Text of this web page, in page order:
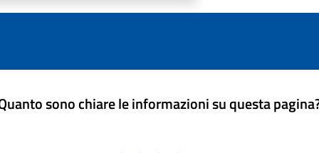
sono chiare le informazioni su questa